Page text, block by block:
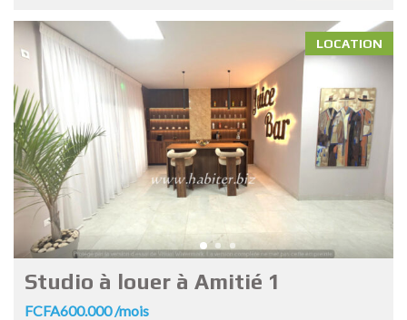
LOCATION
Studio à louer à Amitié 1
FCFA600.000 /mois